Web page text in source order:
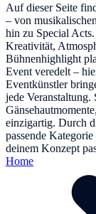
Auf dieser Seite
– von
hin zu Special
Kreativität,
Bühnenhighlight
Event veredelt –
Eventkünstler
jede Veranstaltung.
einzigartig. Durch
passende
deinem Konzept
Home